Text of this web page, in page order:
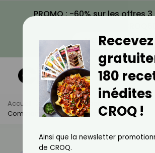
PROMO : -60% sur les offres
VOIR LA PROMO
Accueil Actus
Astuces Culinaires
Comment Bien Cuire Des Lentilles Corail ?
Recevez
180
inédites
CROQ !
Ainsi que la newsletter
de CROQ.